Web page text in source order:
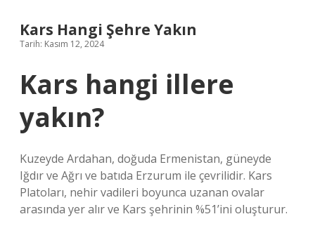
Kars Hangi Şehre Yakın
Tarih: Kasım 12, 2024
Kars hangi illere
yakın?
Kuzeyde Ardahan, doğuda Ermenistan, güneyde
Iğdır ve Ağrı ve batıda Erzurum ile çevrilidir. Kars
Platoları, nehir vadileri boyunca uzanan ovalar
arasında yer alır ve Kars şehrinin %51’ini oluşturur.